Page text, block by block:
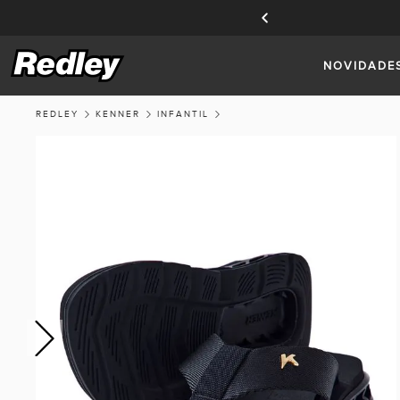
REDLEY KENNER INFANTIL
Previous